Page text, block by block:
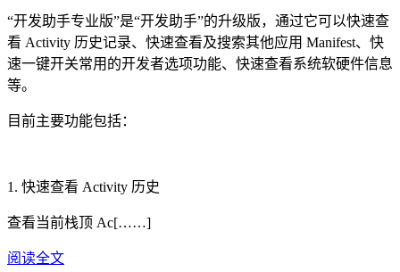
“开发助手专业版”是“开发助手”的升级版，通过它可以快速查
看 Activity 历史记录、快速查看及搜索其他应用 Manifest、快
速一键开关常用的开发者选项功能、快速查看系统软硬件信息
等。
目前主要功能包括：
1. 快速查看 Activity 历史
查看当前栈顶 Ac[……]
阅读全文